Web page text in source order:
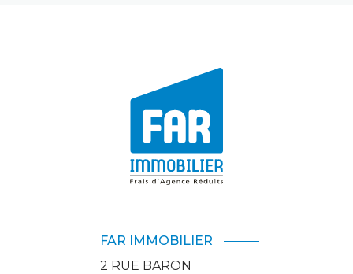
FAR IMMOBILIER
2 RUE BARON